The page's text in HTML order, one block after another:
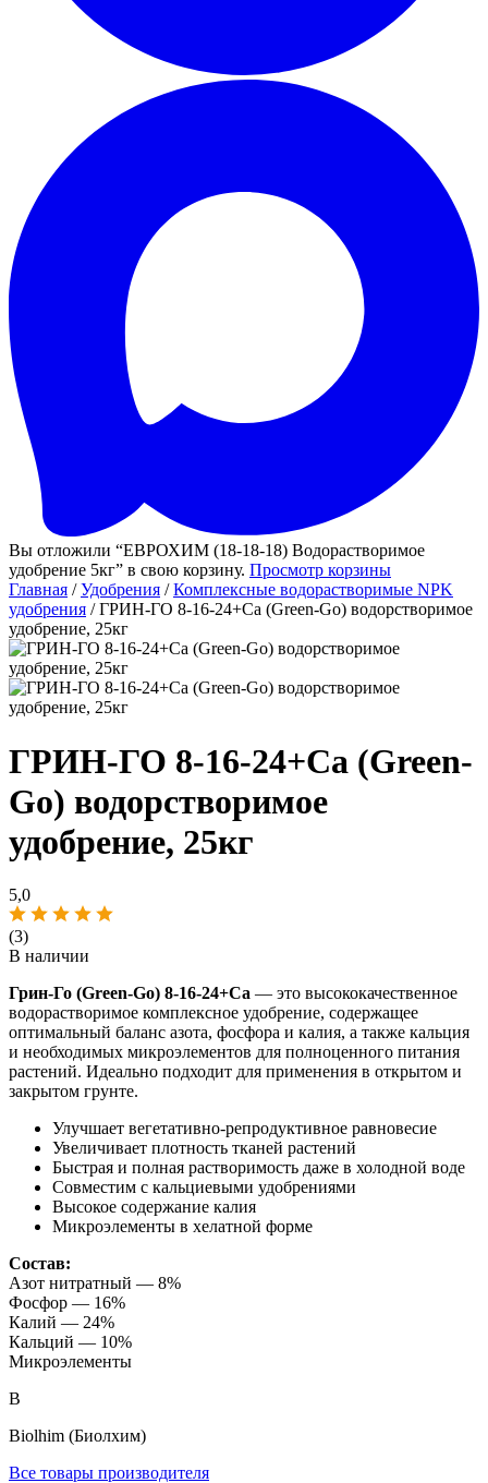
Вы отложили “ЕВРОХИМ (18-18-18) Водорастворимое
удобрение 5кг” в свою корзину. Просмотр корзины
Главная /Удобрения /Комплексные водорастворимые NPK
удобрения / ГРИН-ГО 8-16-24+Ca (Green-Go) водорстворимое
удобрение, 25кг
ГРИН-ГО 8-16-24+Ca (Green-
Go) водорстворимое
удобрение, 25кг
5,0
(3)
В наличии
Грин-Го (Green-Go) 8-16-24+Ca — это высококачественное
водорастворимое комплексное удобрение, содержащее
оптимальный баланс азота, фосфора и калия, а также кальция
и необходимых микроэлементов для полноценного питания
растений. Идеально подходит для применения в открытом и
закрытом грунте.
Улучшает вегетативно-репродуктивное равновесие
Увеличивает плотность тканей растений
Быстрая и полная растворимость даже в холодной воде
Совместим с кальциевыми удобрениями
Высокое содержание калия
Микроэлементы в хелатной форме
Состав:
Азот нитратный — 8%
Фосфор — 16%
Калий — 24%
Кальций — 10%
Микроэлементы
B
Biolhim (Биолхим)
Все товары производителя